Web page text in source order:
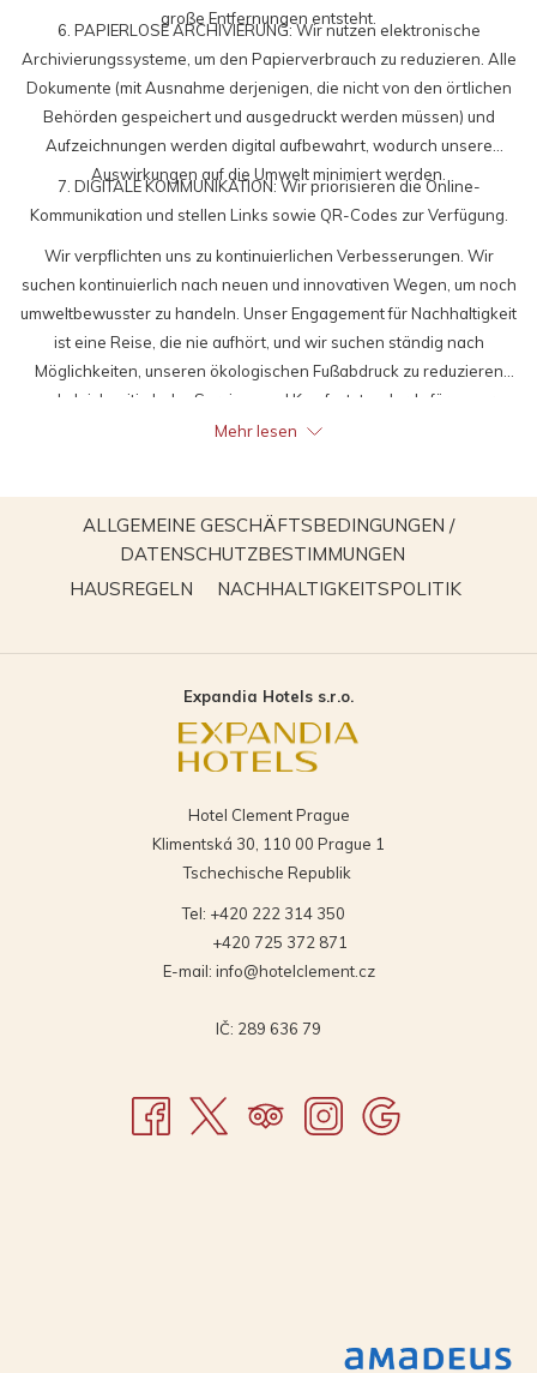
große Entfernungen entsteht.
6. PAPIERLOSE ARCHIVIERUNG: Wir nutzen elektronische
Archivierungssysteme, um den Papierverbrauch zu reduzieren. Alle
Dokumente (mit Ausnahme derjenigen, die nicht von den örtlichen
Behörden gespeichert und ausgedruckt werden müssen) und
Aufzeichnungen werden digital aufbewahrt, wodurch unsere
Auswirkungen auf die Umwelt minimiert werden.
7. DIGITALE KOMMUNIKATION: Wir priorisieren die Online-
Kommunikation und stellen Links sowie QR-Codes zur Verfügung.
Wir verpflichten uns zu kontinuierlichen Verbesserungen. Wir
suchen kontinuierlich nach neuen und innovativen Wegen, um noch
umweltbewusster zu handeln. Unser Engagement für Nachhaltigkeit
ist eine Reise, die nie aufhört, und wir suchen ständig nach
Möglichkeiten, unseren ökologischen Fußabdruck zu reduzieren
und gleichzeitig hohe Service- und Komfortstandards für unsere
wertvollen Gäste aufrechtzuerhalten.
Mehr lesen
ALLGEMEINE GESCHÄFTSBEDINGUNGEN /
DATENSCHUTZBESTIMMUNGEN
SICH
HAUSREGELN ÖFFNET
FENSTER
NACHHALTIGKEITSPOLITIKÖFFNET
Expandia Hotels s.r.o.
Hotel Clement Prague
Klimentská 30, 110 00 Prague 1
Tschechische Republik
Tel: +420 222 314 350
+420 725 372 871
E-mail: info@hotelclement.cz
IČ: 289 636 79